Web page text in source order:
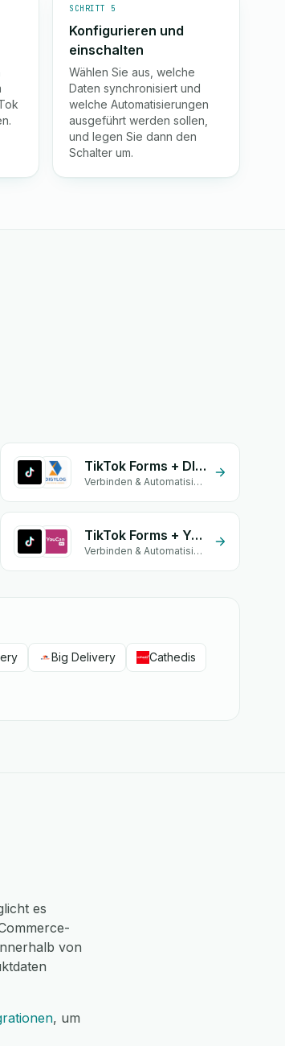
SCHRITT 5
Konfigurieren und
einschalten
Wählen Sie aus, welche
Daten synchronisiert und
welche Automatisierungen
ausgeführt werden sollen,
und legen Sie dann den
Schalter um.
TikTok Forms + DIGYLOG
Verbinden & Automatisieren
TikTok Forms + YOUCANSHIP
Verbinden & Automatisieren
Big Delivery Cathedis
es
von
, um